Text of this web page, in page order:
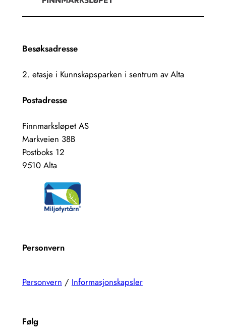
Besøksadresse
2. etasje i Kunnskapsparken i sentrum av Alta
Postadresse
Finnmarksløpet AS
Markveien 38B
Postboks 12
9510 Alta
Personvern
Personvern / Informasjonskapsler
Følg